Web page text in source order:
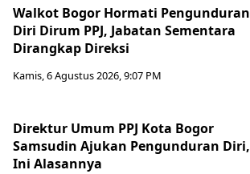
Walkot Bogor Hormati Pengunduran
Diri Dirum PPJ, Jabatan Sementara
Dirangkap Direksi
Kamis, 6 Agustus 2026, 9:07 PM
Direktur Umum PPJ Kota Bogor
Samsudin Ajukan Pengunduran Diri,
Ini Alasannya